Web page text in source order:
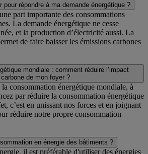
répondre à ma demande énergétique ?
part importante des consommations
La demande énergétique ne cesse
et la production d’électricité aussi. La
de faire baisser les émissions carbones
mondiale : comment réduire l’impact
carbone de mon foyer ?
consommation énergétique mondiale, à
par réduire la consommation énergétique
c’est en unissant nos forces et en joignant
réduire notre propre consommation
en énergie des bâtiments ?
il est préférable d'utiliser des énergies